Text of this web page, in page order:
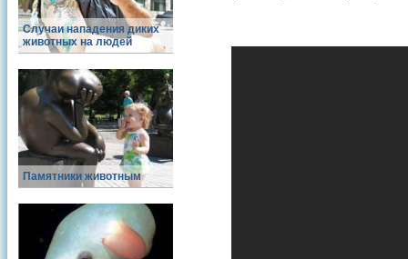
Случаи нападения диких
животных на людей
Памятники животным